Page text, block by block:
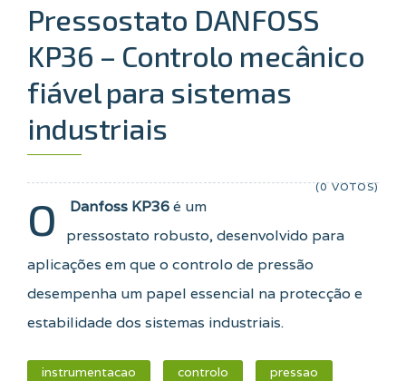
Pressostato DANFOSS
KP36 – Controlo mecânico
fiável para sistemas
industriais
(0 VOTOS)
O Danfoss KP36é um
pressostato robusto, desenvolvido para
aplicações em que o controlo de pressão
desempenha um papel essencial na protecção e
estabilidade dos sistemas industriais.
instrumentacao controlo pressao